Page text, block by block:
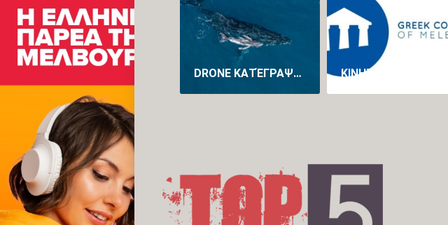
DRONE ΚΑΤΈΓΡΑΨΕ ΓΙΑ ΠΡΏΤΗ ΦΟΡΆ ΤΗ ΓΈΝΝΑ ΦΆΛΑΙΝΑΣ ΣΤΗΝ ΑΥΣΤΡΑΛΊΑ (VID)